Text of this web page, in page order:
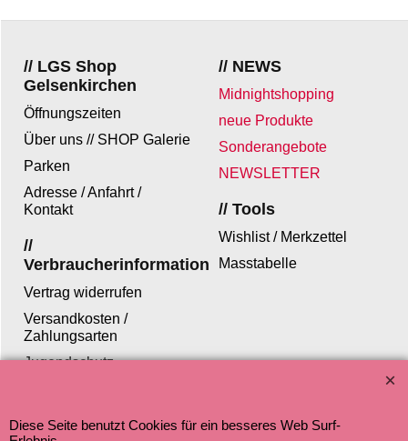
// NEWS
Midnightshopping
neue Produkte
Sonderangebote
NEWSLETTER
// LGS Shop
Gelsenkirchen
Öffnungszeiten
Über uns // SHOP Galerie
Parken
Adresse / Anfahrt /
Kontakt
// Tools
Wishlist / Merkzettel
Masstabelle
//
Verbraucherinformation
Vertrag widerrufen
Versandkosten /
Zahlungsarten
Jugendschutz
Diese Seite benutzt Cookies für ein besseres Web Surf-